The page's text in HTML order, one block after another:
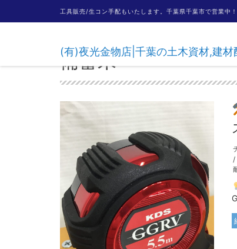
工具販売/生コン手配もいたします。千葉県千葉市で営業中！
(有)夜光金物店|千葉の土木資材,建材
備蓄米